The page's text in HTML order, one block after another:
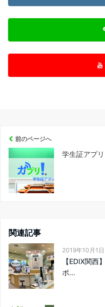
前のページへ
学生証アプリ
関連記事
2019年10月1日
【EDIX関西
ポ...